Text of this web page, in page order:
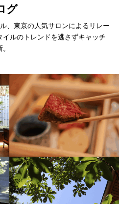
グ
、東京の人気サロンによるリレー
ルのトレンドを逃さずキャッチ